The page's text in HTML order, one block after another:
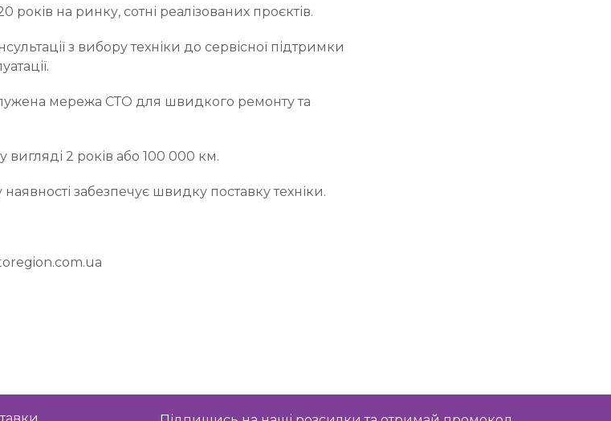
років на ринку, сотні реалізованих проєктів.
з вибору техніки до сервісної підтримки
мережа СТО для швидкого ремонту та
вигляді 2 років або 100 000 км.
забезпечує швидку поставку техніки.